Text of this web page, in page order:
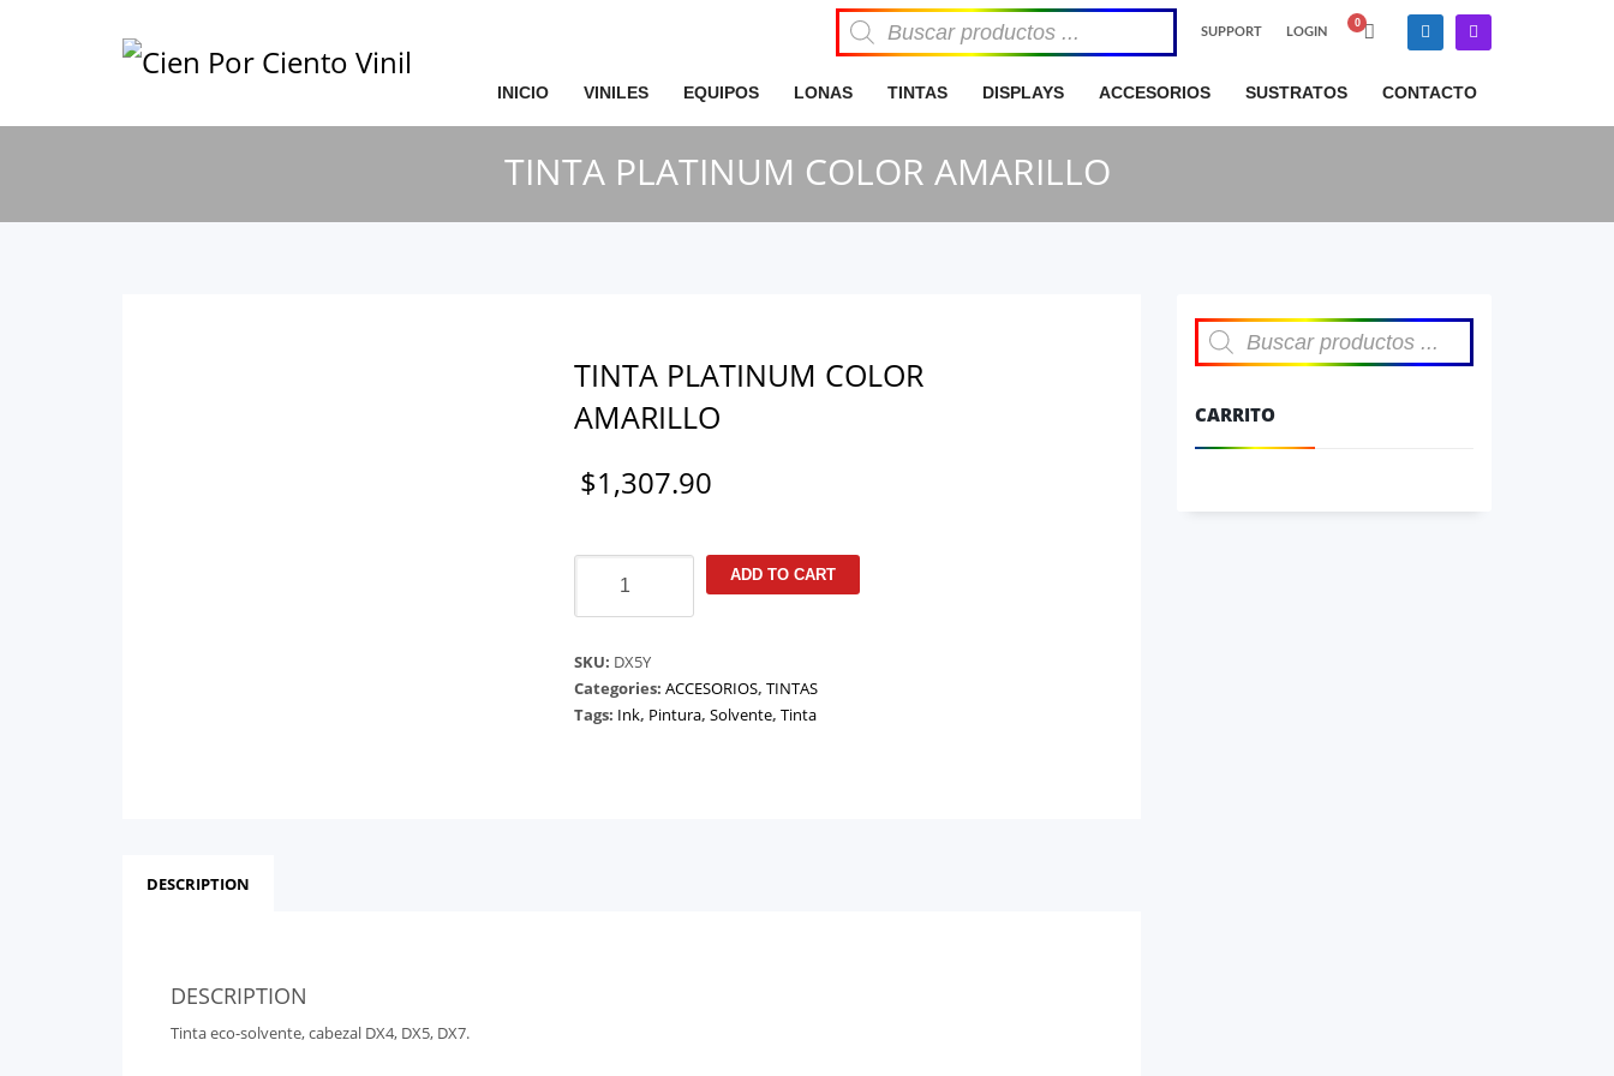
Archivos
Sin categoría
Búsqueda
de
productos
SUPPORT LOGIN
INICIO VINILES EQUIPOS LONAS TINTAS DISPLAYS ACCESORIOS SUSTRATOS CONTACTO
TINTA PLATINUM COLOR AMARILLO
TINTA PLATINUM COLOR
AMARILLO
$1,307.90
PLATINUM
COLOR
quantity
ADD TO CART
SKU: DX5Y
Categories:ACCESORIOS,TINTAS
Tags: Ink, Pintura,Solvente,Tinta
DESCRIPTION
DESCRIPTION
Tinta eco-solvente, cabezal DX4, DX5, DX7.
Búsqueda
de
productos
CARRITO